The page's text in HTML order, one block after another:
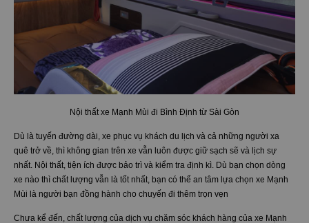
Nội thất xe Mạnh Mùi đi Bình Định từ Sài Gòn
Dù là tuyến đường dài, xe phục vụ khách du lịch và cả những người xa
quê trở về, thì không gian trên xe vẫn luôn được giữ sạch sẽ và lịch sự
nhất. Nội thất, tiện ích được bảo trì và kiểm tra định kì. Dù bạn chọn dòng
xe nào thì chất lượng vẫn là tốt nhất, bạn có thể an tâm lựa chọn xe Mạnh
Mùi là người bạn đồng hành cho chuyến đi thêm trọn vẹn
Chưa kể đến, chất lượng của dịch vụ chăm sóc khách hàng của xe Mạnh